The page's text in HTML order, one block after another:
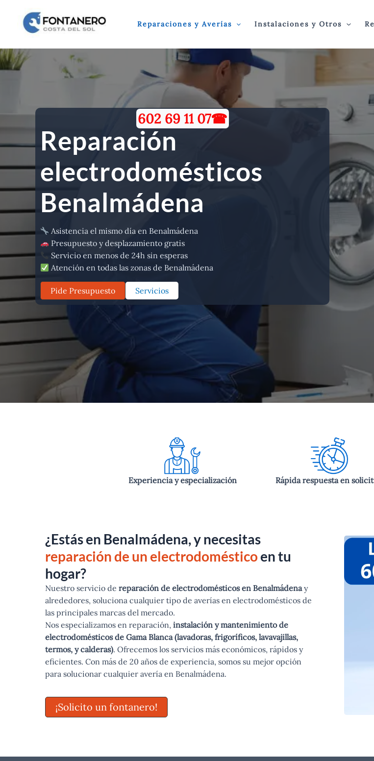
contenido
Reparaciones y Averías Instalaciones y Otros
602 69 11 07☎
Reparación
electrodomésticos
Benalmádena
Asistencia el mismo día en Benalmádena
Presupuesto y desplazamiento gratis
Servicio en menos de 24h sin esperas
Atención en todas las zonas de Benalmádena
Pide Presupuesto Servicios
Experiencia y especialización Rápida respuesta en
¿Estás en Benalmádena, y necesitas
reparación de un electrodoméstico en tu
hogar?
Nuestro servicio de reparación de electrodomésticos en Benalmádenay
alrededores, soluciona cualquier tipo de averías en electrodomésticos de
las principales marcas del mercado.
Nos especializamos en reparación, instalación y mantenimiento de
electrodomésticos de Gama Blanca (lavadoras, frigoríficos, lavavajillas,
termos, y calderas). Ofrecemos los servicios más económicos, rápidos y
eficientes. Con más de 20 años de experiencia, somos su mejor opción
para solucionar cualquier avería en Benalmádena.
¡Solicito un fontanero!